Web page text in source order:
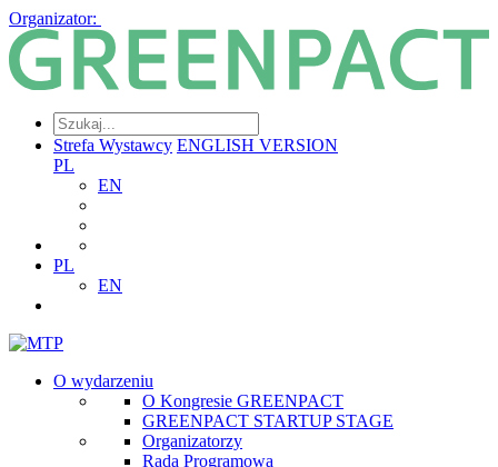
Organizator:
Strefa Wystawcy ENGLISH VERSION
PL
EN
PL
EN
O wydarzeniu
O Kongresie GREENPACT
GREENPACT STARTUP STAGE
Organizatorzy
Rada Programowa